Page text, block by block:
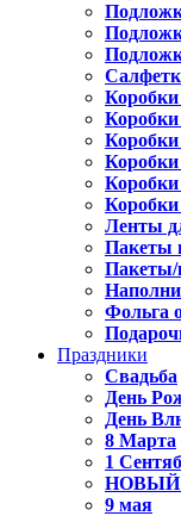
Коробки
Коробки
Ленты
Пакеты
Пакеты/
Фольга
Праздники
Свадьба
День
День
8 Марта
1
НОВЫЙ
9 мая